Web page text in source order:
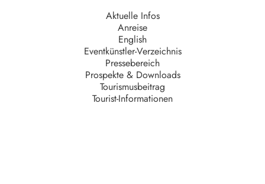
Aktuelle Infos
Anreise
English
Eventkünstler-Verzeichnis
Pressebereich
Prospekte & Downloads
Tourismusbeitrag
Tourist-Informationen